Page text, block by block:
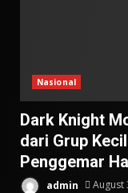
Nasional
Dark Knight
dari Grup
Penggemar
admin August